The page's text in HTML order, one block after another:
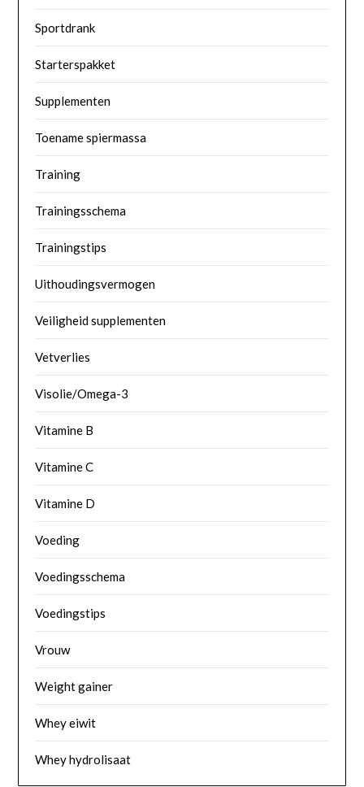
Sportdrank
Starterspakket
Supplementen
Toename spiermassa
Training
Trainingsschema
Trainingstips
Uithoudingsvermogen
Veiligheid supplementen
Vetverlies
Visolie/Omega-3
Vitamine B
Vitamine C
Vitamine D
Voeding
Voedingsschema
Voedingstips
Vrouw
Weight gainer
Whey eiwit
Whey hydrolisaat